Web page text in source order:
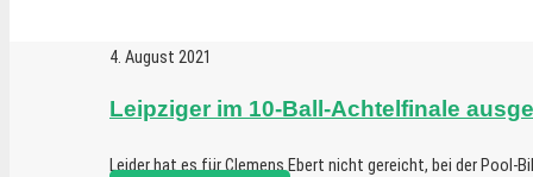
4. August 2021
Leipziger im 10-Ball-Achtelfinale
Leider hat es für Clemens Ebert nicht gereicht, bei der